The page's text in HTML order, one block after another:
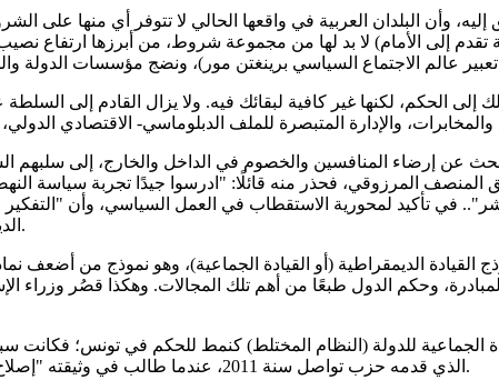
إليه، وأن البلدان العربية في واقعها الحالي لا تتوفر أي منها على
إلى الأمام) لا بد لها من مجموعة شروط، من أبرزها ارتفاع نصيب
إلى الحكم، لكنها غير كافية لبقائك فيه. ولا يزال القادم إلى
عن إرضاء المنافسين والخصوم في الداخل والخارج، إلى
المرزوقي، فحذر منه قائلًا: "ادرسوا جيدًا تجربة سياسة
في تأكيد لمحورية الاستقطاب في العمل السياسي، وأن
الديمقراطية أن تكون استقطابية"، حسب تعبير المنظرة البلجيكية شانتال موف.
القيادة الديمقراطية (أو القيادة الجماعية)، وهو نموذج من أضعف
وحكم الدول طبعًا من أهم تلك المجالات. وهكذا قصُر وزراء
للدولة (النظام المختلط) كنمط للحكم في تونس؛ فكانت
الذي قدمه حزب تواصل سنة 2011، عندما طالب في وثيقته "إصلاح قبل فوات الأوان" بتحويل نظام الحكم في موريتانيا من رئاسي إلى برلماني.